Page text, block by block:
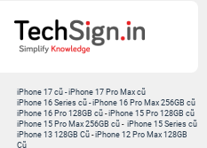
iPhone 17 cũ -iPhone 17 Pro Max cũ
iPhone 16 Series cũ - iPhone 16 Pro Max 256GB cũ
iPhone 16 Pro 128GB cũ -iPhone 15 Pro 128GB cũ
iPhone 15 Pro Max 256GB cũ - iPhone 15 Series cũ
iPhone 13 128GB Cũ -iPhone 12 Pro Max 128GB
Cũ